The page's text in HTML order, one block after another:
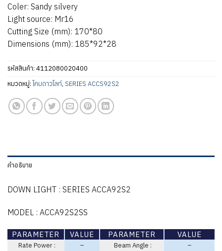
Coler: Sandy silvery
Light source: Mr16
Cutting Size (mm): 170*80
Dimensions (mm): 185*92*28
รหัสสินค้า: 4112080020400
หมวดหมู่: โคมดาวไลท์, SERIES ACCS92S2
คำอธิบาย
DOWN LIGHT : SERIES ACCA92S2
MODEL : ACCA92S2SS
PARAMETER VALUE PARAMETER VALUE
Rate Power : – Beam Angle :
–